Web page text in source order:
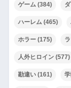
ゲーム(384)
ハーレム(465)
ホラー(175)
人外ヒロイン(577)
勘違い(161)